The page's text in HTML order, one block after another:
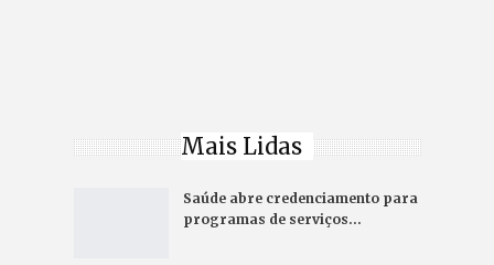
Mais Lidas
Saúde abre credenciamento para
programas de serviços…